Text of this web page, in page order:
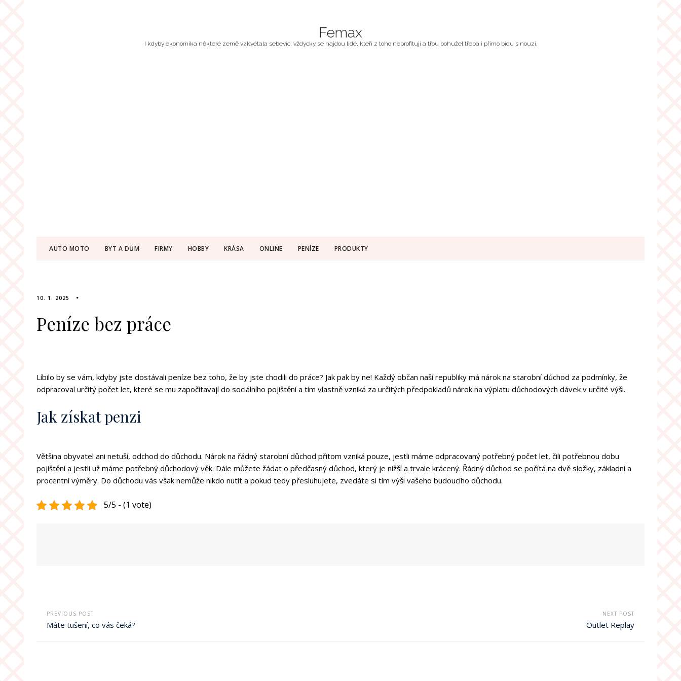
Femax
I kdyby ekonomika některé země vzkvétala sebevíc, vždycky se najdou lidé, kteří z toho neprofitují a třou bohužel třeba i přímo bídu s nouzí.
AUTO MOTO BYT A DŮM FIRMY HOBBY KRÁSA ONLINE PENÍZE PRODUKTY
10. 1. 2025
Peníze bez práce
Líbilo by se vám, kdyby jste dostávali peníze bez toho, že by jste chodili do práce? Jak pak by ne! Každý občan naší republiky má nárok na starobní důchod za podmínky, že
odpracoval určitý počet let, které se mu započítavají do sociálního pojištění a tím vlastně vzniká za určitých předpokladů nárok na výplatu důchodových dávek v určité výši.
Jak získat penzi
Většina obyvatel ani netuší, odchod do důchodu. Nárok na řádný starobní důchod přitom vzniká pouze, jestli máme odpracovaný potřebný počet let, čili potřebnou dobu
pojištění a jestli už máme potřebný důchodový věk. Dále můžete žádat o předčasný důchod, který je nižší a trvale krácený. Řádný důchod se počítá na dvě složky, základní a
procentní výměry. Do důchodu vás však nemůže nikdo nutit a pokud tedy přesluhujete, zvedáte si tím výši vašeho budoucího důchodu.
5/5 - (1 vote)
PREVIOUS POST
Máte tušení, co vás čeká?
NEXT POST
Outlet Replay